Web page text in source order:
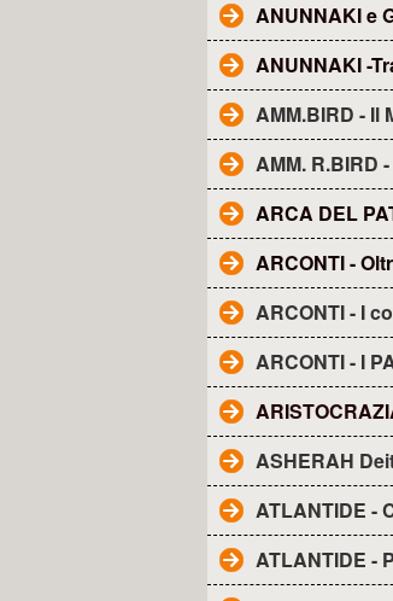
ANUNNAKI e
ANUNNAKI -
AMM.BIRD - Il
AMM. R.BIRD
ARCA DEL
ARCONTI -
ARCONTI - I
ARCONTI - I
ASHERAH
ATLANTIDE -
ATLANTIDE -